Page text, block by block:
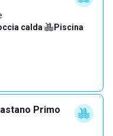
calda· Piscina·
Primo